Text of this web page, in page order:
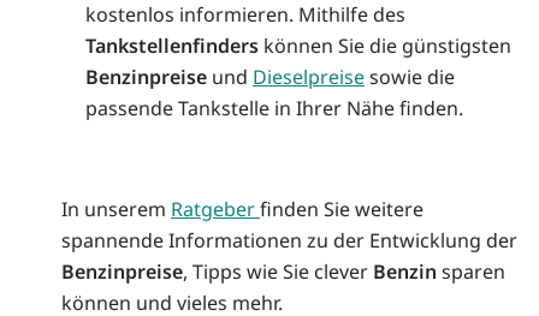
kostenlos informieren. Mithilfe des
Tankstellenfinders können Sie die günstigsten
Benzinpreise und Dieselpreisesowie die
passende Tankstelle in Ihrer Nähe finden.
In unserem Ratgeberfinden Sie weitere
spannende Informationen zu der Entwicklung der
Benzinpreise, Tipps wie Sie clever Benzin sparen
können und vieles mehr.